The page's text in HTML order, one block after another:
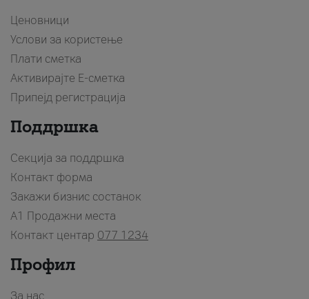
Ценовници
Услови за користење
Плати сметка
Активирајте Е-сметка
Припејд регистрација
Поддршка
Секција за поддршка
Контакт форма
Закажи бизнис состанок
A1 Продажни места
Контакт центар 077 1234
Профил
За нас